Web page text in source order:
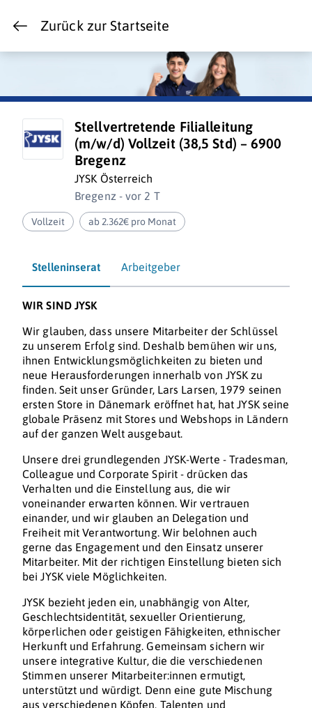
Zurück zur Startseite
Stellvertretende Filialleitung
(m/w/d) Vollzeit (38,5 Std) – 6900
Bregenz
JYSK Österreich
Bregenz - vor 2 T
Vollzeit ab 2.362€ pro Monat
Stelleninserat Arbeitgeber
WIR SIND JYSK
Wir glauben, dass unsere Mitarbeiter der Schlüssel
zu unserem Erfolg sind. Deshalb bemühen wir uns,
ihnen Entwicklungsmöglichkeiten zu bieten und
neue Herausforderungen innerhalb von JYSK zu
finden. Seit unser Gründer, Lars Larsen, 1979 seinen
ersten Store in Dänemark eröffnet hat, hat JYSK seine
globale Präsenz mit Stores und Webshops in Ländern
auf der ganzen Welt ausgebaut.
Unsere drei grundlegenden JYSK-Werte - Tradesman,
Colleague und Corporate Spirit - drücken das
Verhalten und die Einstellung aus, die wir
voneinander erwarten können. Wir vertrauen
einander, und wir glauben an Delegation und
Freiheit mit Verantwortung. Wir belohnen auch
gerne das Engagement und den Einsatz unserer
Mitarbeiter. Mit der richtigen Einstellung bieten sich
bei JYSK viele Möglichkeiten.
JYSK bezieht jeden ein, unabhängig von Alter,
Geschlechtsidentität, sexueller Orientierung,
körperlichen oder geistigen Fähigkeiten, ethnischer
Herkunft und Erfahrung. Gemeinsam sichern wir
unsere integrative Kultur, die die verschiedenen
Stimmen unserer Mitarbeiter:innen ermutigt,
unterstützt und würdigt. Denn eine gute Mischung
aus verschiedenen Köpfen, Talenten und